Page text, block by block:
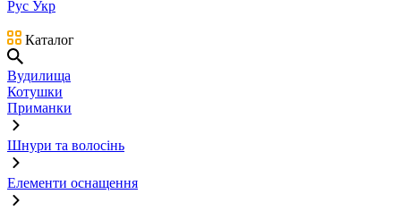
Рус Укр
Каталог
Вудилища
Котушки
Приманки
Шнури та волосінь
Елементи оснащення